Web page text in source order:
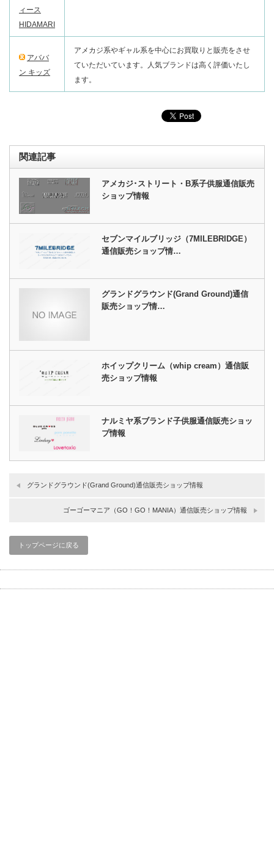
ィース
HIDAMARI
アババ
ン キッズ
アメカジ系やギャル系を中心にお買取りと販売をさせ
ていただいています。人気ブランドは高く評価いたし
ます。
関連記事
アメカジ･ストリート・B系子供服通信販売
ショップ情報
セブンマイルブリッジ（7MILEBRIDGE）
通信販売ショップ情…
グランドグラウンド(Grand Ground)通信
販売ショップ情…
ホイップクリーム（whip cream）通信販
売ショップ情報
ナルミヤ系ブランド子供服通信販売ショッ
プ情報
グランドグラウンド(Grand Ground)通信販売ショップ情報
ゴーゴーマニア（GO！GO！MANIA）通信販売ショップ情報
トップページに戻る